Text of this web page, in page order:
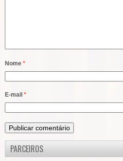
Nome *
E-mail *
PARCEIROS